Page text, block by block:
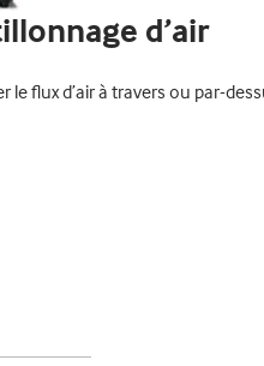
d’air
flux d’air à travers ou par-